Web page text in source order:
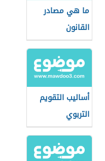
ما هي مصادر
القانون
أساليب التقويم
التربوي